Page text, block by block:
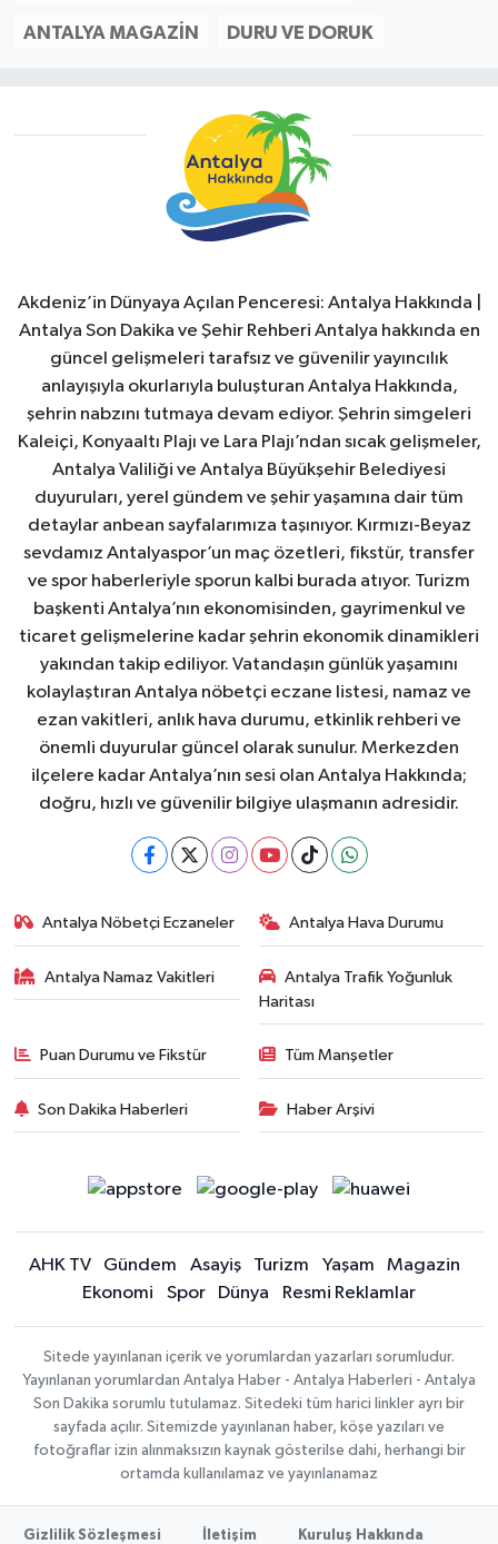
ANTALYA MAGAZIN DURU VE DORUK
Akdeniz’in Dünyaya Açılan Penceresi: Antalya Hakkında |
Antalya Son Dakika ve Şehir Rehberi Antalya hakkında en
güncel gelişmeleri tarafsız ve güvenilir yayıncılık
anlayışıyla okurlarıyla buluşturan Antalya Hakkında,
şehrin nabzını tutmaya devam ediyor. Şehrin simgeleri
Kaleiçi, Konyaaltı Plajı ve Lara Plajı’ndan sıcak gelişmeler,
Antalya Valiliği ve Antalya Büyükşehir Belediyesi
duyuruları, yerel gündem ve şehir yaşamına dair tüm
detaylar anbean sayfalarımıza taşınıyor. Kırmızı-Beyaz
sevdamız Antalyaspor’un maç özetleri, fikstür, transfer
ve spor haberleriyle sporun kalbi burada atıyor. Turizm
başkenti Antalya’nın ekonomisinden, gayrimenkul ve
ticaret gelişmelerine kadar şehrin ekonomik dinamikleri
yakından takip ediliyor. Vatandaşın günlük yaşamını
kolaylaştıran Antalya nöbetçi eczane listesi, namaz ve
ezan vakitleri, anlık hava durumu, etkinlik rehberi ve
önemli duyurular güncel olarak sunulur. Merkezden
ilçelere kadar Antalya’nın sesi olan Antalya Hakkında;
doğru, hızlı ve güvenilir bilgiye ulaşmanın adresidir.
Antalya Nöbetçi Eczaneler Antalya Hava Durumu
Antalya Namaz Vakitleri
Antalya Trafik Yoğunluk
Haritası
Puan Durumu ve Fikstür Tüm Manşetler
Son Dakika Haberleri Haber Arşivi
AHK TV Gündem Asayiş Turizm Yaşam
Magazin
Ekonomi
Spor Dünya Resmi Reklamlar
Sitede yayınlanan içerik ve yorumlardan yazarları sorumludur.
Yayınlanan yorumlardan Antalya Haber - Antalya Haberleri - Antalya
Son Dakika sorumlu tutulamaz. Sitedeki tüm harici linkler ayrı bir
sayfada açılır. Sitemizde yayınlanan haber, köşe yazıları ve
fotoğraflar izin alınmaksızın kaynak gösterilse dahi, herhangi bir
ortamda kullanılamaz ve yayınlanamaz
Gizlilik Sözleşmesi İletişim Kuruluş Hakkında